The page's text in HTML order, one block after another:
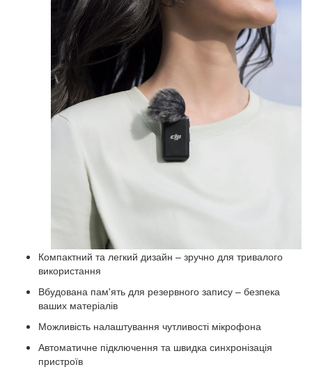
Компактний та легкий дизайн – зручно для тривалого
використання
Вбудована пам'ять для резервного запису – безпека
ваших матеріалів
Можливість налаштування чутливості мікрофона
Автоматичне підключення та швидка синхронізація
пристроїв